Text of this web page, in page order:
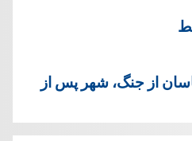
از جنگ، شهر پس از